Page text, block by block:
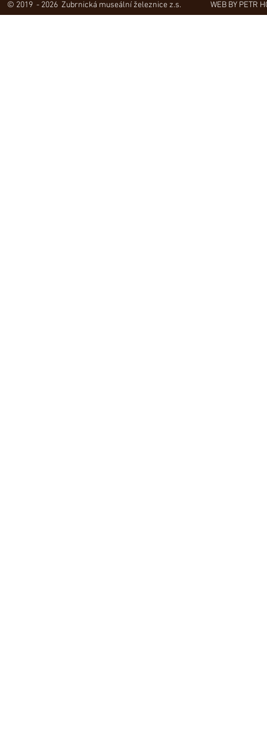
© 2019 - 2026 Zubrnická museální železnice z.s. WEB BY